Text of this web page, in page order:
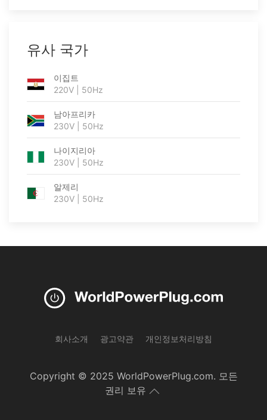
유사 국가
이집트
220V | 50Hz
남아프리카
230V | 50Hz
나이지리아
230V | 50Hz
알제리
230V | 50Hz
회사소개 광고약관 개인정보처리방침
Copyright © 2025 WorldPowerPlug.com. 모든
권리 보유